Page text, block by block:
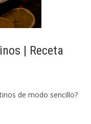
| Receta
de modo sencillo?